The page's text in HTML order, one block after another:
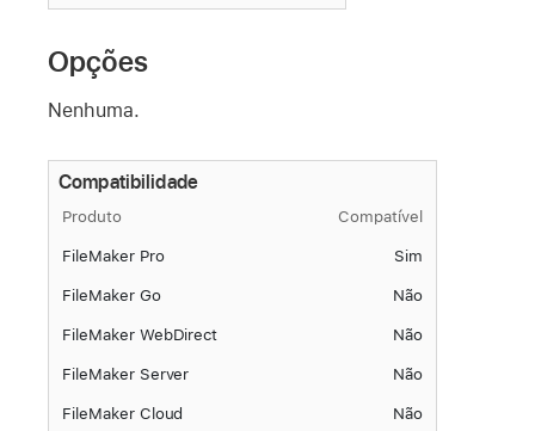
Opções
Nenhuma.
Compatibilidade
Produto Compatível
FileMaker Pro Sim
FileMaker Go Não
FileMaker WebDirect Não
FileMaker Server Não
FileMaker Cloud Não